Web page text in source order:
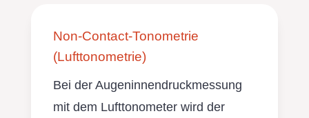
Non-Contact-Tonometrie
(Lufttonometrie)
Bei der Augeninnendruckmessung
mit dem Lufttonometer wird der